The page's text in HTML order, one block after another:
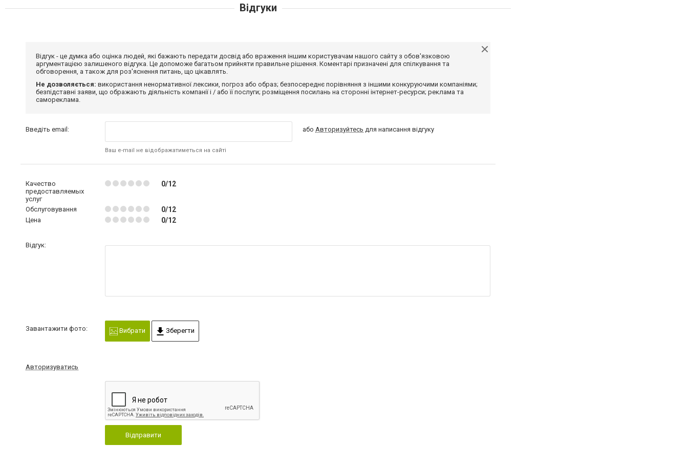
Відгуки
Відгук - це думка або оцінка людей, які бажають передати досвід або враження іншим користувачам нашого сайту з обов'язковою
аргументацією залишеного відгука. Це допоможе багатьом прийняти правильне рішення. Коментарі призначені для спілкування та
обговорення, а також для роз'яснення питань, що цікавлять.
Не дозволяється: використання ненормативної лексики, погроз або образ; безпосереднє порівняння з іншими конкуруючими компаніями;
безпідставні заяви, що ображають діяльність компанії і / або її послуги; розміщення посилань на сторонні інтернет-ресурси; реклама та
самореклама.
Введіть email:
Ваш e-mail не відображатиметься на сайті
абоАвторизуйтесь для написання відгуку
Качество
предоставляемых
услуг
0/12
Обслуговування 0/12
Цена 0/12
Відгук:
Завантажити фото: Вибрати Зберегти
Авторизуватись
Відправити